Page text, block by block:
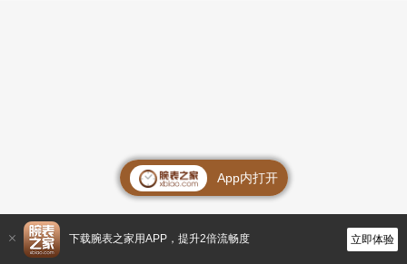
App内打开
下载腕表之家用APP，提升2倍流畅度 立即体验